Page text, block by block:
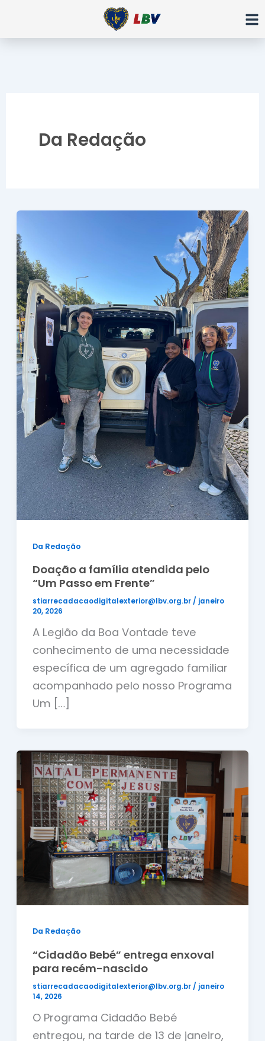
Da Redação
Da Redação
Doação a família atendida pelo
“Um Passo em Frente”
stiarrecadacaodigitalexterior@lbv.org.br / janeiro
20, 2026
A Legião da Boa Vontade teve
conhecimento de uma necessidade
específica de um agregado familiar
acompanhado pelo nosso Programa
Um […]
Da Redação
“Cidadão Bebé” entrega enxoval
para recém-nascido
stiarrecadacaodigitalexterior@lbv.org.br / janeiro
14, 2026
O Programa Cidadão Bebé
entregou, na tarde de 13 de janeiro,